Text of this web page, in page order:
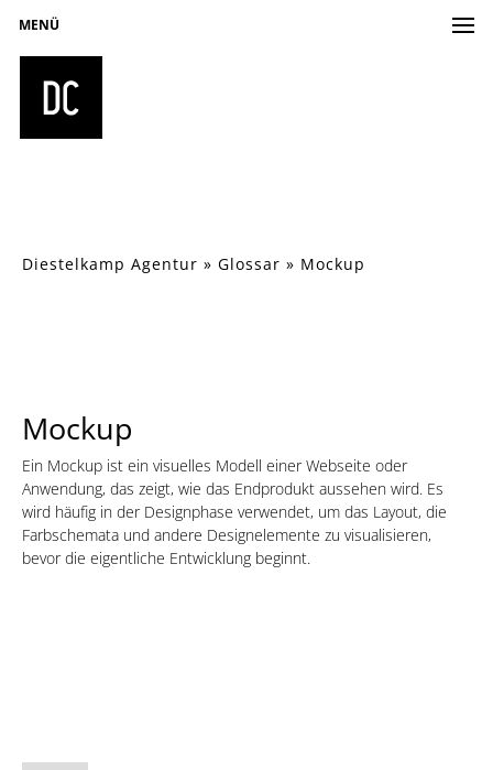
MENÜ
Diestelkamp Agentur » Glossar » Mockup
Mockup
Ein Mockup ist ein visuelles Modell einer Webseite oder
Anwendung, das zeigt, wie das Endprodukt aussehen wird. Es
wird häufig in der Designphase verwendet, um das Layout, die
Farbschemata und andere Designelemente zu visualisieren,
bevor die eigentliche Entwicklung beginnt.